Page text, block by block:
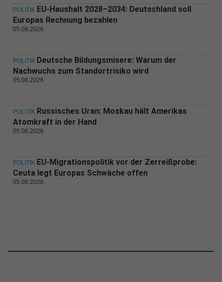
POLITIK EU-Haushalt 2028–2034: Deutschland soll
Europas Rechnung bezahlen
05.08.2026
POLITIK Deutsche Bildungsmisere: Warum der
Nachwuchs zum Standortrisiko wird
05.08.2026
POLITIK Russisches Uran: Moskau hält Amerikas
Atomkraft in der Hand
05.08.2026
POLITIK EU-Migrationspolitik vor der Zerreißprobe:
Ceuta legt Europas Schwäche offen
05.08.2026